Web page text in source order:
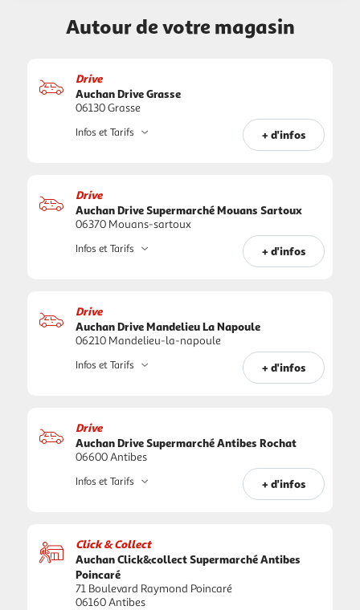
Autour de votre magasin
Drive
Auchan Drive Grasse
06130 Grasse
+ d'infos
Infos et Tarifs
Drive
Auchan Drive Supermarché Mouans Sartoux
06370 Mouans-sartoux
+ d'infos
Infos et Tarifs
Drive
Auchan Drive Mandelieu La Napoule
06210 Mandelieu-la-napoule
+ d'infos
Infos et Tarifs
Drive
Auchan Drive Supermarché Antibes Rochat
06600 Antibes
+ d'infos
Infos et Tarifs
Click & Collect
Auchan Click&collect Supermarché Antibes
Poincaré
71 Boulevard Raymond Poincaré
06160 Antibes